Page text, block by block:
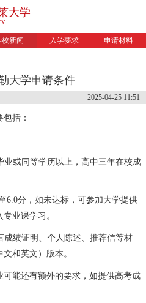
大学
校新闻 入学要求
申请材料
大学申请条件
2025-04-25 11:51
括：
业或同等学历以上，高中三年在校成
6.0分，如未达标，可参加大学提供
业课学习。
成绩证明、个人陈述、推荐信等材
和英文）版本。
可能还有额外的要求，如提供高考成